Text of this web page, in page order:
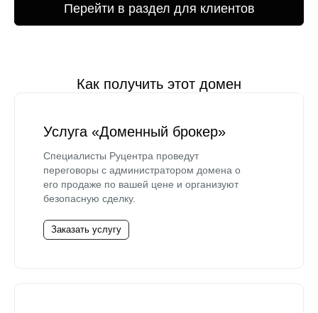
Перейти в раздел для клиентов
Как получить этот домен
Услуга «Доменный брокер»
Специалисты Руцентра проведут
переговоры с администратором домена о
его продаже по вашей цене и организуют
безопасную сделку.
Заказать услугу